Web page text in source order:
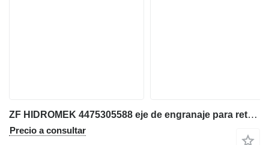
ZF HIDROMEK 4475305588 eje de engranaje para retroexcavadora
Precio a consultar